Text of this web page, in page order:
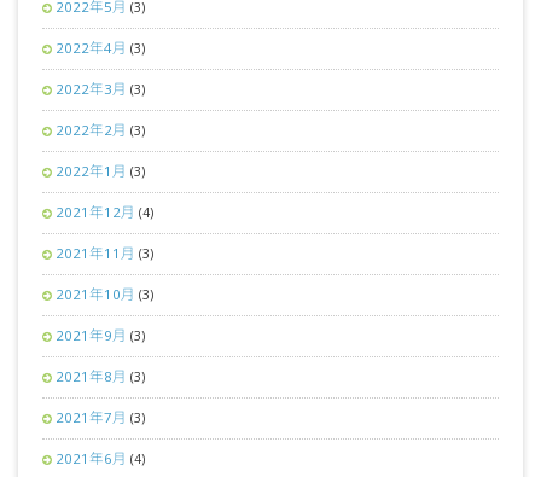
2022年5月 (3)
2022年4月 (3)
2022年3月 (3)
2022年2月 (3)
2022年1月 (3)
2021年12月 (4)
2021年11月 (3)
2021年10月 (3)
2021年9月 (3)
2021年8月 (3)
2021年7月 (3)
2021年6月 (4)